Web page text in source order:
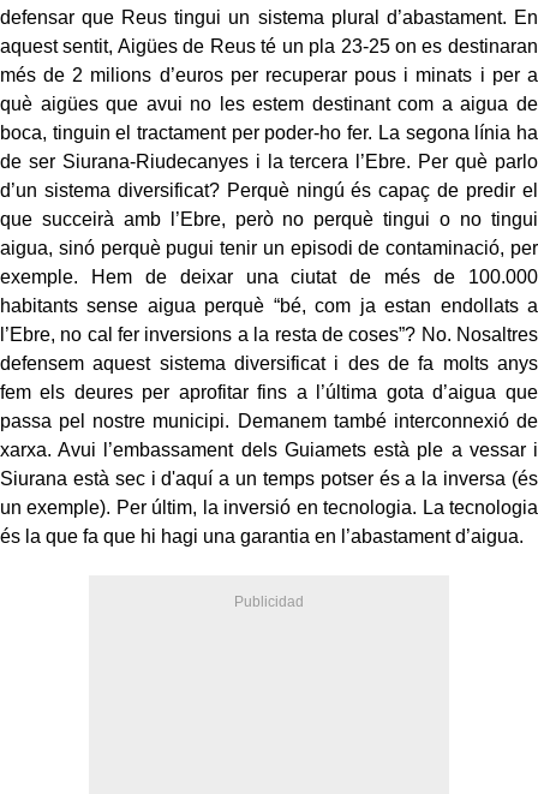
defensar que Reus tingui un sistema plural d’abastament. En
aquest sentit, Aigües de Reus té un pla 23-25 on es destinaran
més de 2 milions d’euros per recuperar pous i minats i per a
què aigües que avui no les estem destinant com a aigua de
boca, tinguin el tractament per poder-ho fer. La segona línia ha
de ser Siurana-Riudecanyes i la tercera l’Ebre. Per què parlo
d’un sistema diversificat? Perquè ningú és capaç de predir el
que succeirà amb l’Ebre, però no perquè tingui o no tingui
aigua, sinó perquè pugui tenir un episodi de contaminació, per
exemple. Hem de deixar una ciutat de més de 100.000
habitants sense aigua perquè “bé, com ja estan endollats a
l’Ebre, no cal fer inversions a la resta de coses”? No. Nosaltres
defensem aquest sistema diversificat i des de fa molts anys
fem els deures per aprofitar fins a l’última gota d’aigua que
passa pel nostre municipi. Demanem també interconnexió de
xarxa. Avui l’embassament dels Guiamets està ple a vessar i
Siurana està sec i d'aquí a un temps potser és a la inversa (és
un exemple). Per últim, la inversió en tecnologia. La tecnologia
és la que fa que hi hagi una garantia en l’abastament d’aigua.